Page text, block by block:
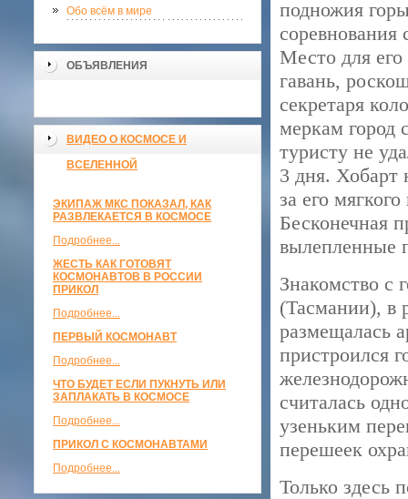
Обо всём в мире
ОБЪЯВЛЕНИЯ
ВИДЕО О КОСМОСЕ И
ВСЕЛЕННОЙ
ЭКИПАЖ МКС ПОКАЗАЛ, КАК
РАЗВЛЕКАЕТСЯ В КОСМОСЕ
Подробнее...
ЖЕСТЬ КАК ГОТОВЯТ
КОСМОНАВТОВ В РОССИИ
ПРИКОЛ
Подробнее...
ПЕРВЫЙ КОСМОНАВТ
Подробнее...
ЧТО БУДЕТ ЕСЛИ ПУКНУТЬ ИЛИ
ЗАПЛАКАТЬ В КОСМОСЕ
Подробнее...
ПРИКОЛ С КОСМОНАВТАМИ
Подробнее...
подножия
Место для его
гавань,
секретаря
меркам город
туристу не
3 дня. Хобарт
за его
Бесконечная
вылепленные
Знакомство с
(Тасмании), в
размещалась
пристроился
считалась
узеньким
перешеек
Только здесь